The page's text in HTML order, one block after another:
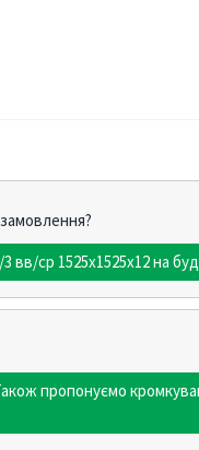
ср 1525х1525х12 на
пропонуємо